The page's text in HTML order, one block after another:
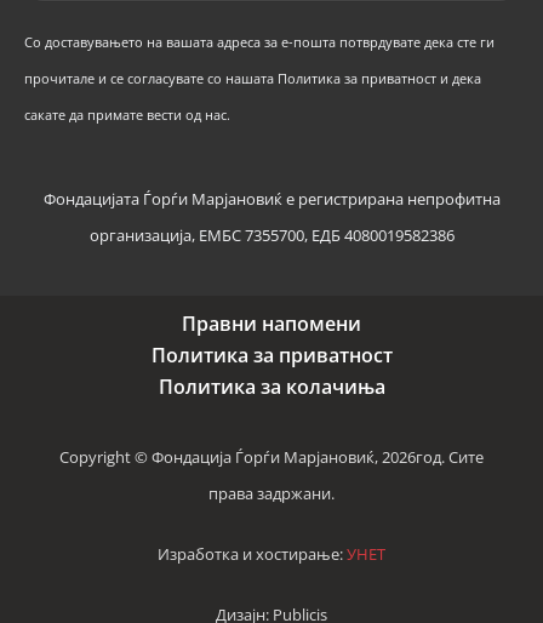
Со доставувањето на вашата адреса за е-пошта потврдувате дека сте ги
прочитале и се согласувате со нашата Политика за приватност и дека
сакате да примате вести од нас.
Фондацијата Ѓорѓи Марјановиќ е регистрирана непрофитна
организација, ЕМБС 7355700, ЕДБ 4080019582386
Правни напомени
Политика за приватност
Политика за колачиња
Copyright © Фондација Ѓорѓи Марјановиќ, 2026год. Сите
права задржани.
Изработка и хостирање:УНЕТ
Дизајн: Publicis